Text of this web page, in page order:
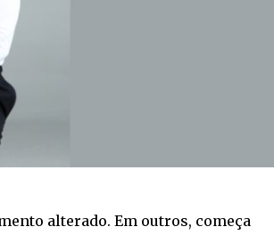
alterado. Em outros, começa